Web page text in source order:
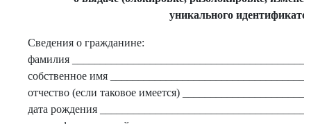
уникального
Сведения о гражданине:
фамилия
собственное имя
отчество (если таковое имеется)
дата рождения